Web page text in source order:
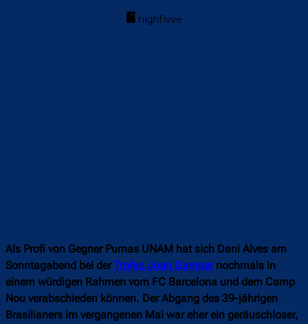
Als Profi von Gegner Pumas UNAM hat sich Dani Alves am
Sonntagabend bei derTrofeo Joan Gampernochmals in
einem würdigen Rahmen vom FC Barcelona und dem Camp
Nou verabschieden können. Der Abgang des 39-jährigen
Brasilianers im vergangenen Mai war eher ein geräuschloser,